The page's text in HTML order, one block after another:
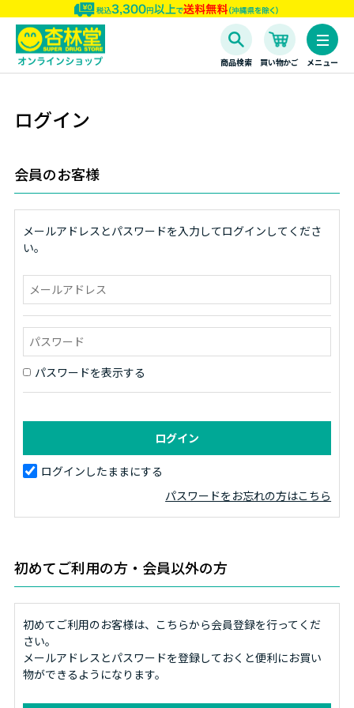
商品検索 買い物かご メニュー
ログイン
会員のお客様
メールアドレスとパスワードを入力してログインしてくださ
い。
パスワードを表示する
ログインしたままにする
パスワードをお忘れの方はこちら
初めてご利用の方・会員以外の方
初めてご利用のお客様は、こちらから会員登録を行ってくだ
さい。
メールアドレスとパスワードを登録しておくと便利にお買い
物ができるようになります。